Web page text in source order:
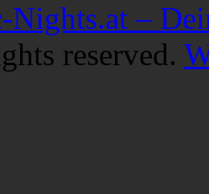
Nights.at –
reserved.